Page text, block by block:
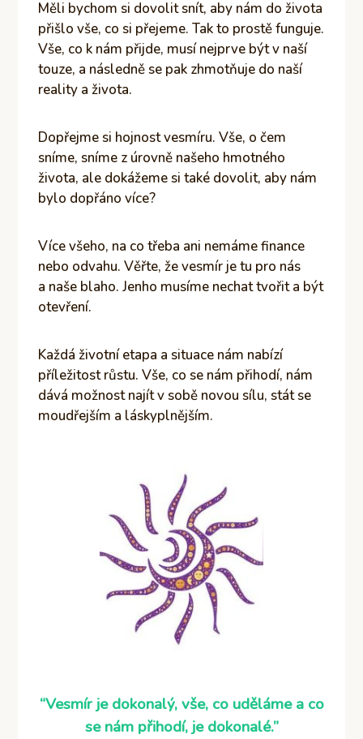
Měli bychom si dovolit snít, aby nám do života
přišlo vše, co si přejeme. Tak to prostě funguje.
Vše, co k nám přijde, musí nejprve být v naší
touze, a následně se pak zhmotňuje do naší
reality a života.
Dopřejme si hojnost vesmíru. Vše, o čem
sníme, sníme z úrovně našeho hmotného
života, ale dokážeme si také dovolit, aby nám
bylo dopřáno více?
Více všeho, na co třeba ani nemáme finance
nebo odvahu. Věřte, že vesmír je tu pro nás
a naše blaho. Jenho musíme nechat tvořit a být
otevření.
Každá životní etapa a situace nám nabízí
příležitost růstu. Vše, co se nám přihodí, nám
dává možnost najít v sobě novou sílu, stát se
moudřejším a láskyplnějším.
“Vesmír je dokonalý, vše, co uděláme a co
se nám přihodí, je dokonalé.”